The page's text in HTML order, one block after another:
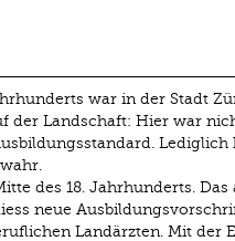
war in der Stadt
der Landschaft: Hier war
des 18. Jahrhunderts.
neue
Landärzten. Mit der